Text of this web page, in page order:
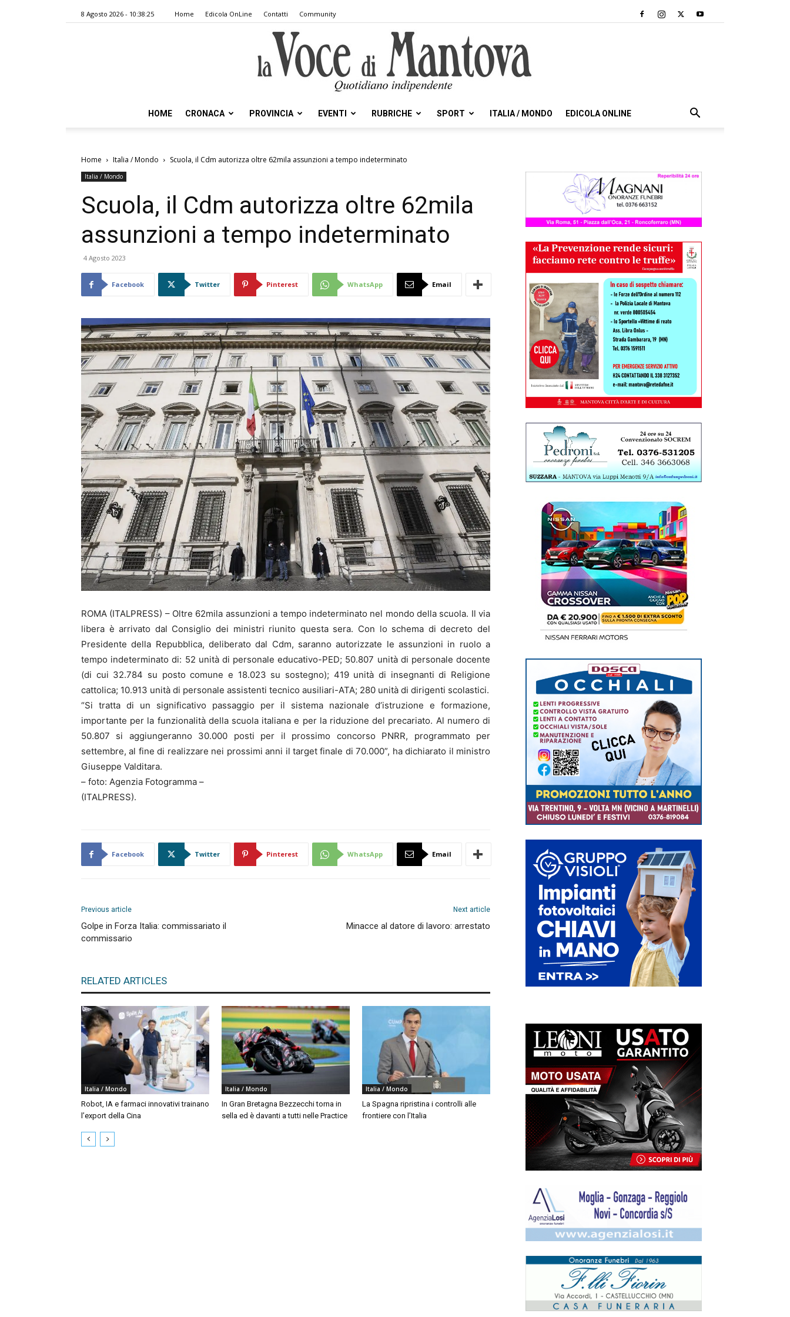
8 Agosto 2026 - 10:38:25 Home Edicola OnLine Contatti Community
Voce
Mantova
HOME CRONACA PROVINCIA EVENTI RUBRICHE SPORT ITALIA / MONDO EDICOLA ONLINE
Home Italia / Mondo Scuola, il Cdm autorizza oltre 62mila assunzioni a tempo indeterminato
Italia / Mondo
Scuola, il Cdm autorizza oltre 62mila
assunzioni a tempo indeterminato
4 Agosto 2023
Facebook Twitter Pinterest WhatsApp Email
ROMA (ITALPRESS) – Oltre 62mila assunzioni a tempo indeterminato nel mondo della scuola. Il via
libera è arrivato dal Consiglio dei ministri riunito questa sera. Con lo schema di decreto del
Presidente della Repubblica, deliberato dal Cdm, saranno autorizzate le assunzioni in ruolo a
tempo indeterminato di: 52 unità di personale educativo-PED; 50.807 unità di personale docente
(di cui 32.784 su posto comune e 18.023 su sostegno); 419 unità di insegnanti di Religione
cattolica; 10.913 unità di personale assistenti tecnico ausiliari-ATA; 280 unità di dirigenti scolastici.
“Si tratta di un significativo passaggio per il sistema nazionale d’istruzione e formazione,
importante per la funzionalità della scuola italiana e per la riduzione del precariato. Al numero di
50.807 si aggiungeranno 30.000 posti per il prossimo concorso PNRR, programmato per
settembre, al fine di realizzare nei prossimi anni il target finale di 70.000”, ha dichiarato il ministro
Giuseppe Valditara.
– foto: Agenzia Fotogramma –
(ITALPRESS).
Facebook Twitter Pinterest WhatsApp Email
Previous article
Golpe in Forza Italia: commissariato il
commissario
Next article
Minacce al datore di lavoro: arrestato
RELATED ARTICLES
Italia / Mondo
Robot, IA e farmaci innovativi trainano
l’export della Cina
Italia / Mondo
In Gran Bretagna Bezzecchi torna in
sella ed è davanti a tutti nelle Practice
Italia / Mondo
La Spagna ripristina i controlli alle
frontiere con l’Italia